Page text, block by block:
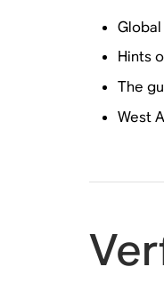
Hints
The
West